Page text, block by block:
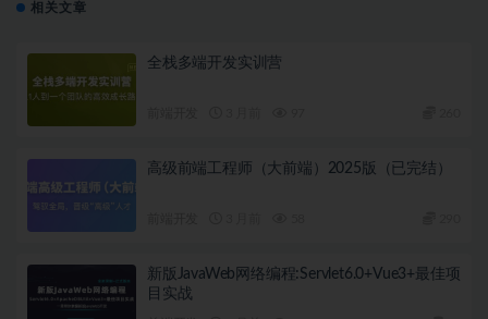
相关文章
全栈多端开发实训营
高级前端工程师（大前端）2025版（已完结）
新版JavaWeb网络编程:Servlet6.0+Vue3+最佳项
目实战